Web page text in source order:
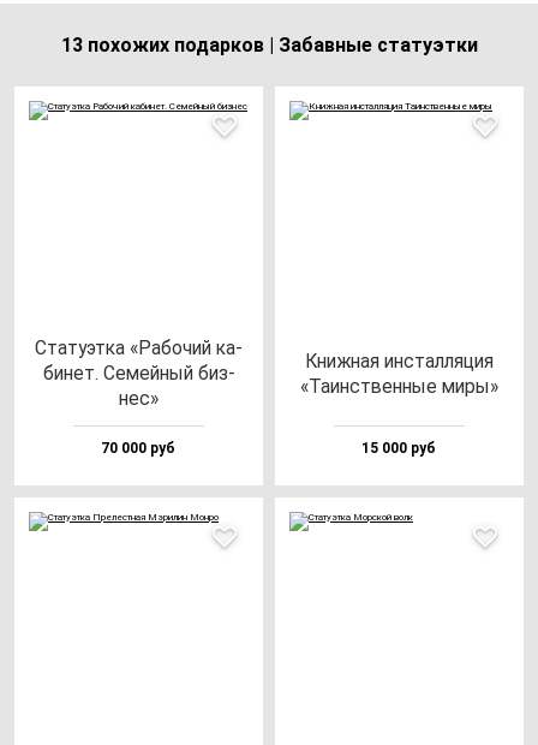
13 похожих подарков | Забавные статуэтки
Ста­ту­эт­ка «Рабо­чий ка­
би­нет. Семей­ный биз­
нес»
70 000 руб
Книж­ная ин­стал­ля­ция
«Таинс­твен­ные ми­ры»
15 000 руб